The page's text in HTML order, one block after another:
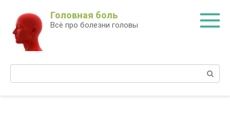
контенту
Головная боль
Всё про болезни головы